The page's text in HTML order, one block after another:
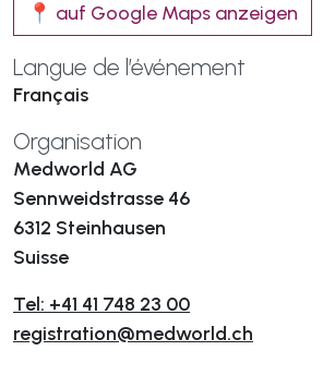
📍 auf Google Maps anzeigen
Langue de l’événement
Français
Organisation
Medworld AG
Sennweidstrasse 46
6312 Steinhausen
Suisse
Tel: +41 41 748 23 00
registration@medworld.ch